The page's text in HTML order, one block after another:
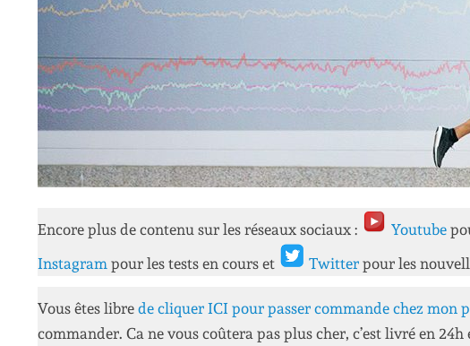
Encore plus de contenu sur les réseaux sociaux : Youtube
Instagram pour les tests en cours et Twitter pour les
Vous êtes libre de cliquer ICI pour passer commande chez mon
commander. Ca ne vous coûtera pas plus cher, c’est livré en 24h